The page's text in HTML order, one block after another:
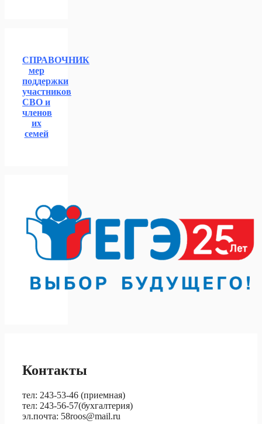
СПРАВОЧНИК
мер
поддержки
участников
СВО и
членов
их
семей
Контакты
тел: 243-53-46 (приемная)
тел: 243-56-57(бухгалтерия)
эл.почта: 58roos@mail.ru